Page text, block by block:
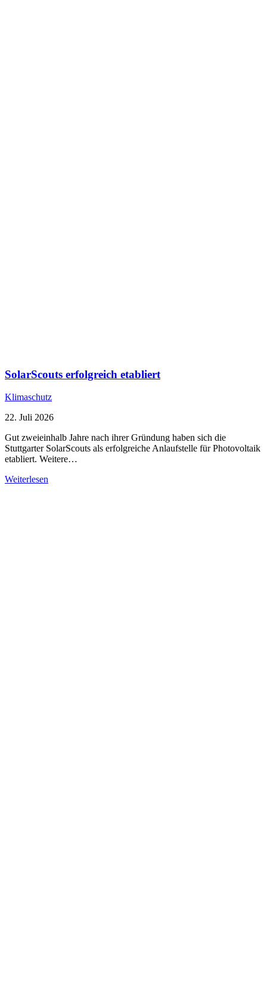
SolarScouts erfolgreich etabliert
Klimaschutz
22. Juli 2026
Gut zweieinhalb Jahre nach ihrer Gründung haben sich die
Stuttgarter SolarScouts als erfolgreiche Anlaufstelle für Photovoltaik
etabliert. Weitere…
Weiterlesen